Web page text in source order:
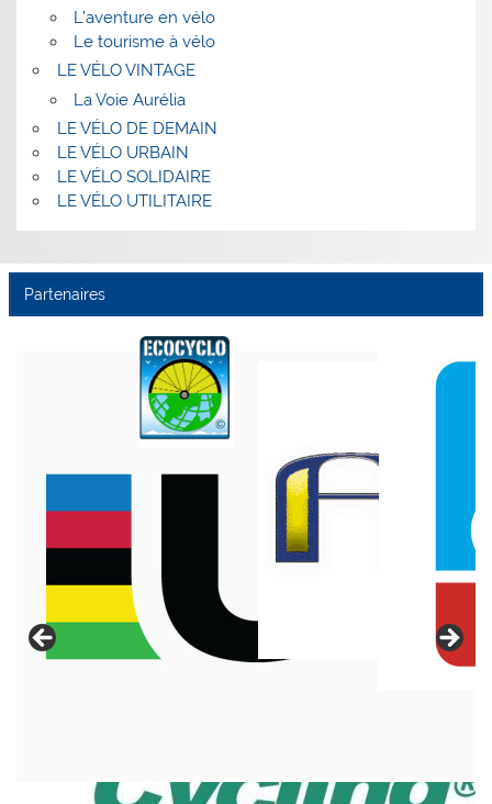
L’aventure en vélo
Le tourisme à vélo
LE VÉLO VINTAGE
La Voie Aurélia
LE VÉLO DE DEMAIN
LE VÉLO URBAIN
LE VÉLO SOLIDAIRE
LE VÉLO UTILITAIRE
Partenaires